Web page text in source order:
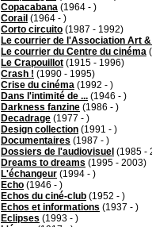
Copacabana (1964 - )
Corail (1964 - )
Corto circuito (1987 - 1992)
Le courrier de l'Association Art
Le courrier du Centre du cinéma
Le Crapouillot (1915 - 1996)
Crash ! (1990 - 1995)
Crise du cinéma (1992 - )
Dans l'intimité de ... (1946 - )
Darkness fanzine (1986 - )
Decadrage (1977 - )
Design collection (1991 - )
Documentaires (1987 - )
Dossiers de l'audiovisuel (1985 -
Dreams to dreams (1995 - 2003)
L'échangeur (1994 - )
Echo (1946 - )
Echos du ciné-club (1952 - )
Echos et informations (1937 - )
Eclipses (1993 - )